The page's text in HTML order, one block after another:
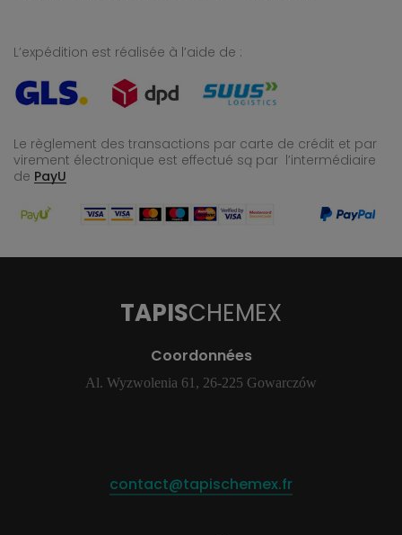
L’expédition est réalisée à l’aide de :
Le règlement des transactions par carte de crédit et par
virement électronique est effectué są par l’intermédiaire
de PayU
TAPISCHEMEX
Coordonnées
Al. Wyzwolenia 61, 26-225 Gowarczów
contact@tapischemex.fr